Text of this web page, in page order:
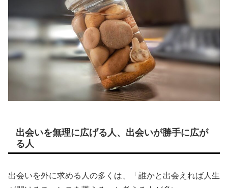
出会いを無理に広げる人、出会いが勝手に広が
る人
出会いを外に求める人の多くは、「誰かと出会えれば人生